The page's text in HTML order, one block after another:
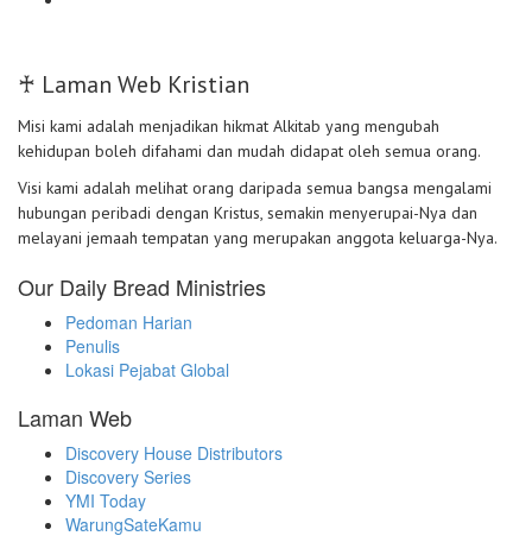
♰ Laman Web Kristian
Misi kami adalah menjadikan hikmat Alkitab yang mengubah
kehidupan boleh difahami dan mudah didapat oleh semua orang.
Visi kami adalah melihat orang daripada semua bangsa mengalami
hubungan peribadi dengan Kristus, semakin menyerupai-Nya dan
melayani jemaah tempatan yang merupakan anggota keluarga-Nya.
Our Daily Bread Ministries
Pedoman Harian
Penulis
Lokasi Pejabat Global
Laman Web
Discovery House Distributors
Discovery Series
YMI Today
WarungSateKamu